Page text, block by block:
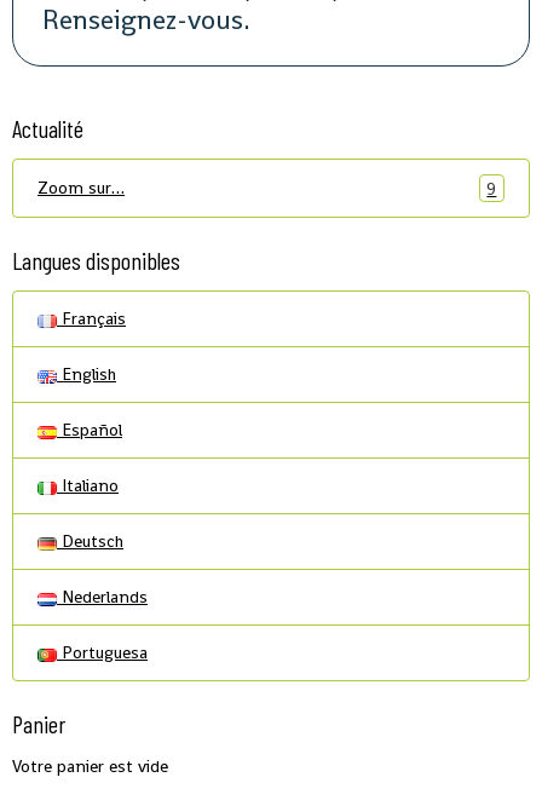
Renseignez-vous.
Actualité
Zoom sur… 9
Langues disponibles
Français
English
Español
Italiano
Deutsch
Nederlands
Portuguesa
Panier
Votre panier est vide